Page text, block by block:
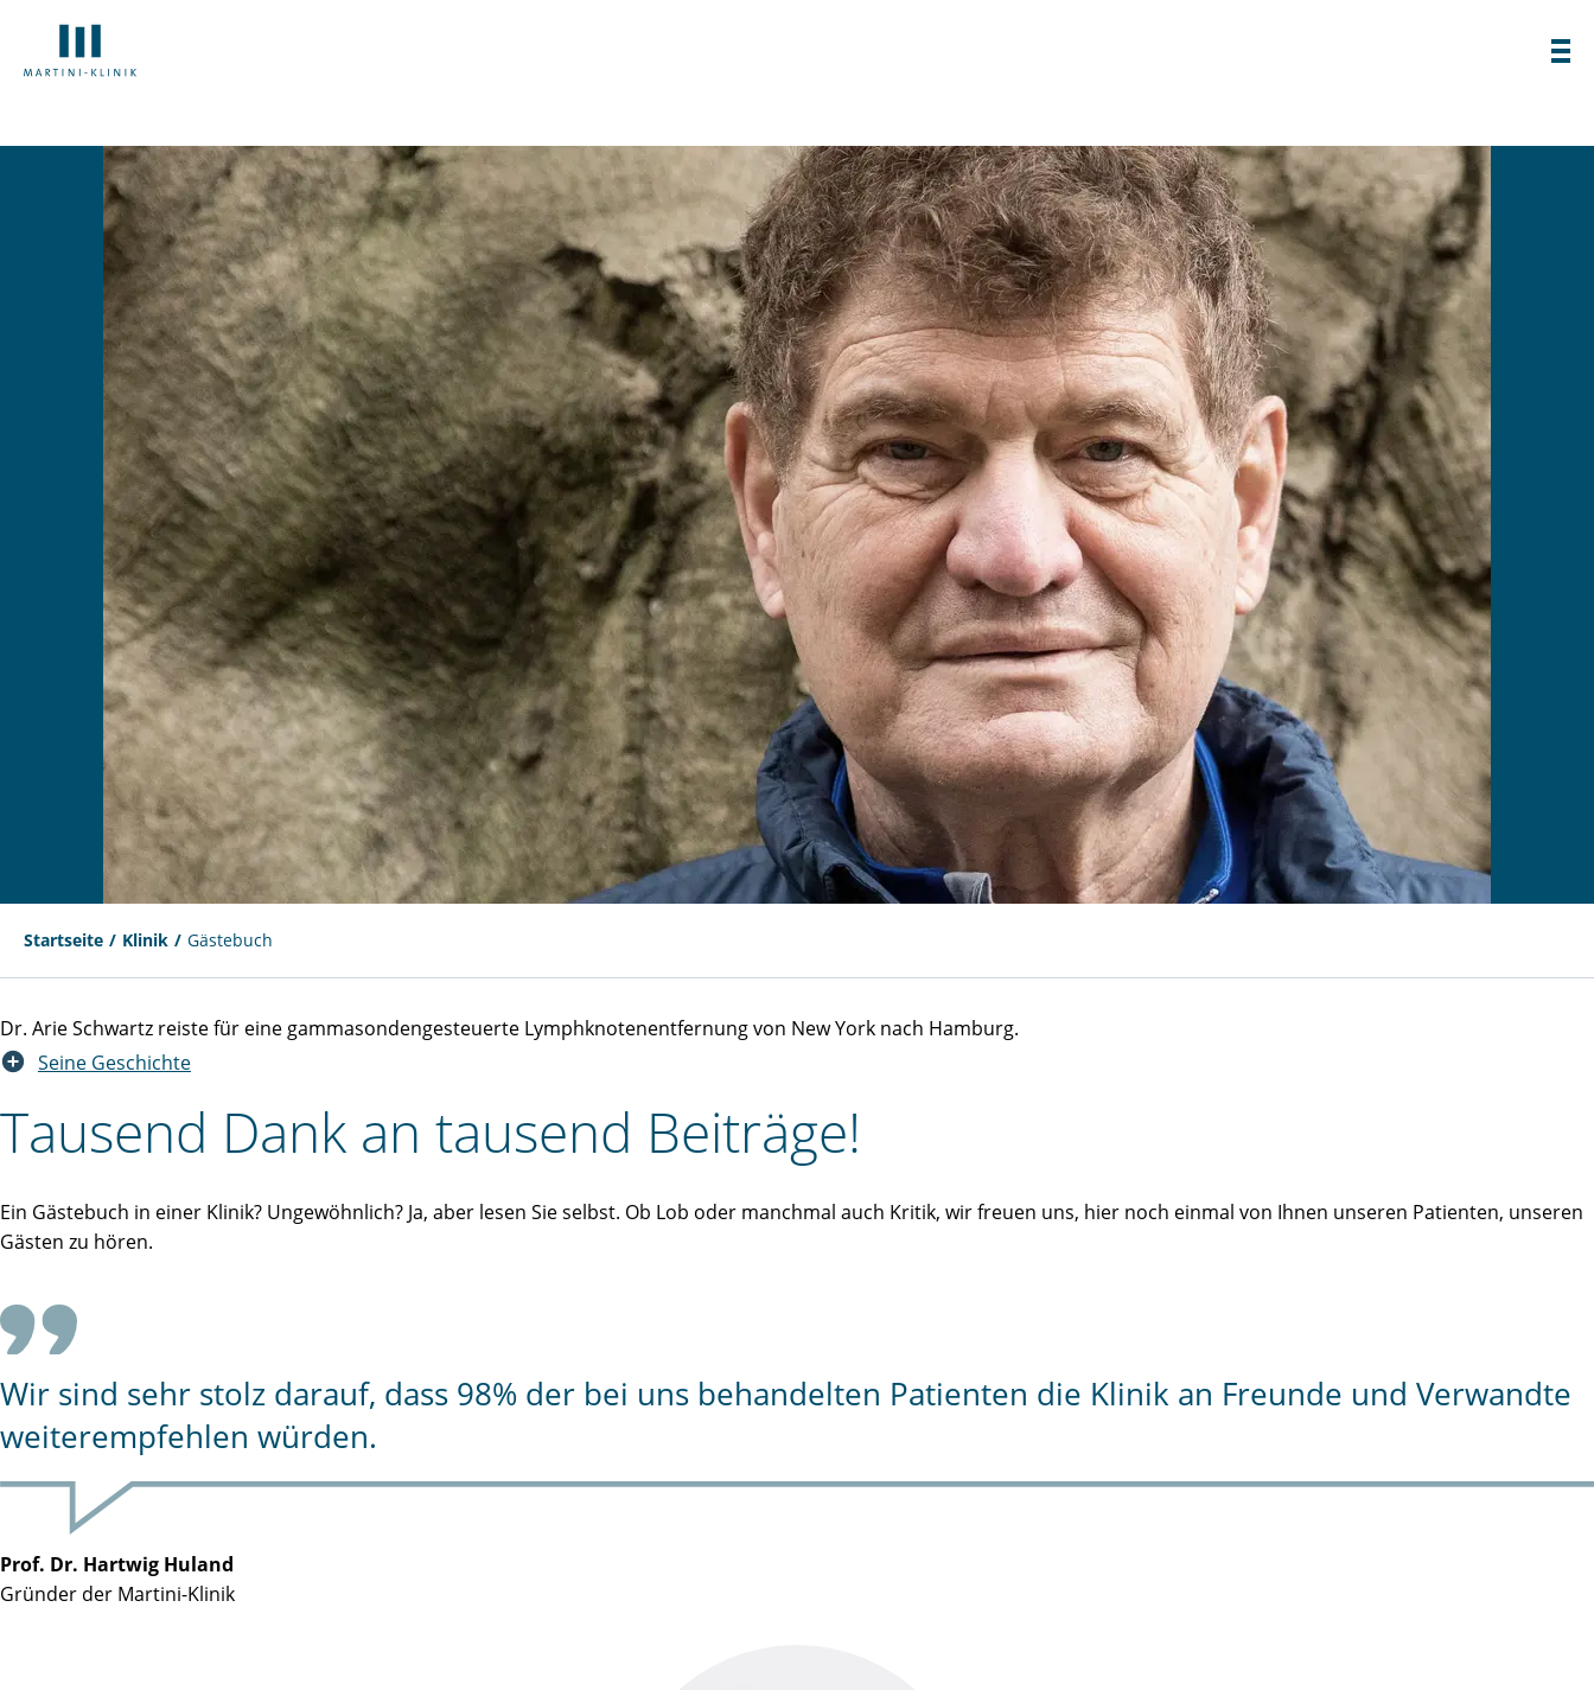
Startseite Klinik Gästebuch
Dr. Arie Schwartz reiste für eine gammasondengesteuerte Lymphknotenentfernung von New York nach Hamburg.
Seine Geschichte
Tausend Dank an tausend Beiträge!
Ein Gästebuch in einer Klinik? Ungewöhnlich? Ja, aber lesen Sie selbst. Ob Lob oder manchmal auch Kritik, wir freuen uns, hier noch einmal von Ihnen unseren Patienten, unseren
Gästen zu hören.
Wir sind sehr stolz darauf, dass 98% der bei uns behandelten Patienten die Klinik an Freunde und Verwandte
weiterempfehlen würden.
Prof. Dr. Hartwig Huland
Gründer der Martini-Klinik